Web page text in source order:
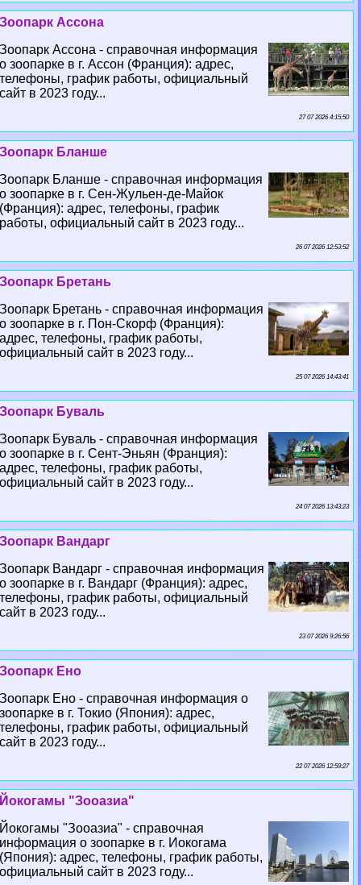
Зоопарк Ассона
Зоопарк Ассона - справочная информация
о зоопарке в г. Ассон (Франция): адрес,
телефоны, график работы, официальный
сайт в 2023 году...
27 07 2026 4:15:50
Зоопарк Бланше
Зоопарк Бланше - справочная информация
о зоопарке в г. Сен-Жульен-де-Майок
(Франция): адрес, телефоны, график
работы, официальный сайт в 2023 году...
26 07 2026 12:53:52
Зоопарк Бретань
Зоопарк Бретань - справочная информация
о зоопарке в г. Пон-Скорф (Франция):
адрес, телефоны, график работы,
официальный сайт в 2023 году...
25 07 2026 14:43:41
Зоопарк Буваль
Зоопарк Буваль - справочная информация
о зоопарке в г. Сент-Эньян (Франция):
адрес, телефоны, график работы,
официальный сайт в 2023 году...
24 07 2026 13:43:23
Зоопарк Вандарг
Зоопарк Вандарг - справочная информация
о зоопарке в г. Вандарг (Франция): адрес,
телефоны, график работы, официальный
сайт в 2023 году...
23 07 2026 9:26:56
Зоопарк Ено
Зоопарк Ено - справочная информация о
зоопарке в г. Токио (Япония): адрес,
телефоны, график работы, официальный
сайт в 2023 году...
22 07 2026 12:59:27
Йокогамы "Зооазиа"
Йокогамы "Зооазиа" - справочная
информация о зоопарке в г. Иокогама
(Япония): адрес, телефоны, график работы,
официальный сайт в 2023 году...